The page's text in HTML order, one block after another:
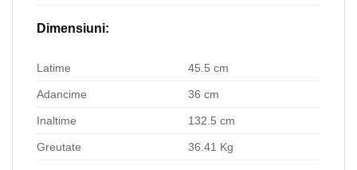
Dimensiuni:
Latime 45.5 cm
Adancime 36 cm
Inaltime 132.5 cm
Greutate 36.41 Kg